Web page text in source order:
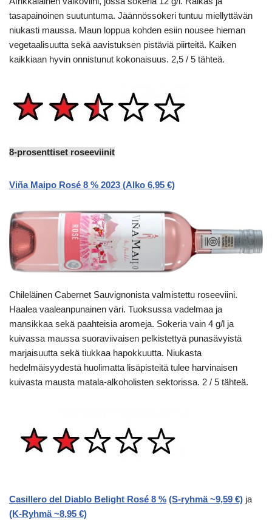
tasapainoinen suutuntuma. Jäännössokeri tuntuu miellyttävän
niukasti maussa. Maun loppua kohden esiin nousee hieman
vegetaalisuutta sekä aavistuksen pistäviä piirteitä. Kaiken
kaikkiaan hyvin onnistunut kokonaisuus. 2,5 / 5 tähteä.
8-prosenttiset roseeviinit
Viña Maipo Rosé 8 % 2023 (Alko 6,95 €)
Chileläinen Cabernet Sauvignonista valmistettu roseeviini.
Haalea vaaleanpunainen väri. Tuoksussa vadelmaa ja
mansikkaa sekä paahteisia aromeja. Sokeria vain 4 g/l ja
kuivassa maussa suoraviivaisen pelkistettyä punasävyistä
marjaisuutta sekä tiukkaa hapokkuutta. Niukasta
hedelmäisyydestä huolimatta lisäpisteitä tulee harvinaisen
kuivasta mausta matala-alkoholisten sektorissa. 2 / 5 tähteä.
Casillero del Diablo Belight Rosé 8 % (S-ryhmä ~9,59 €) ja
(K-Ryhmä ~8,95 €)